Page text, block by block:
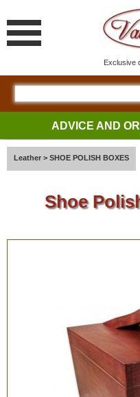
Exclusive
ADVICE AND
Leather > SHOE POLISH BOXES
Shoe